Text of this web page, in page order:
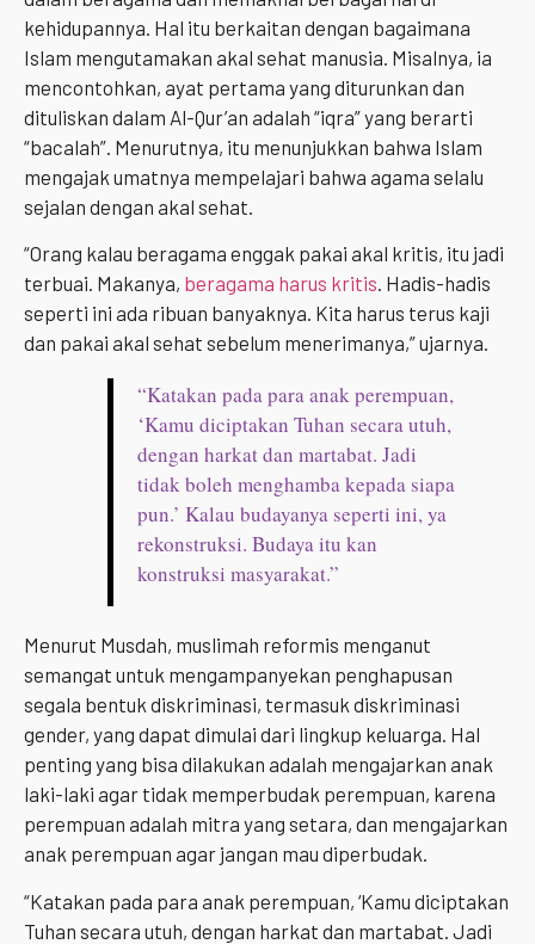
kehidupannya. Hal itu berkaitan dengan bagaimana
Islam mengutamakan akal sehat manusia. Misalnya, ia
mencontohkan, ayat pertama yang diturunkan dan
dituliskan dalam Al-Qur’an adalah “iqra” yang berarti
“bacalah”. Menurutnya, itu menunjukkan bahwa Islam
mengajak umatnya mempelajari bahwa agama selalu
sejalan dengan akal sehat.
“Orang kalau beragama enggak pakai akal kritis, itu jadi
terbuai. Makanya, beragama harus kritis. Hadis-hadis
seperti ini ada ribuan banyaknya. Kita harus terus kaji
dan pakai akal sehat sebelum menerimanya,” ujarnya.
“Katakan pada para anak perempuan,
‘Kamu diciptakan Tuhan secara utuh,
dengan harkat dan martabat. Jadi
tidak boleh menghamba kepada siapa
pun.’ Kalau budayanya seperti ini, ya
rekonstruksi. Budaya itu kan
konstruksi masyarakat.”
Menurut Musdah, muslimah reformis menganut
semangat untuk mengampanyekan penghapusan
segala bentuk diskriminasi, termasuk diskriminasi
gender, yang dapat dimulai dari lingkup keluarga. Hal
penting yang bisa dilakukan adalah mengajarkan anak
laki-laki agar tidak memperbudak perempuan, karena
perempuan adalah mitra yang setara, dan mengajarkan
anak perempuan agar jangan mau diperbudak.
“Katakan pada para anak perempuan, ‘Kamu diciptakan
Tuhan secara utuh, dengan harkat dan martabat. Jadi